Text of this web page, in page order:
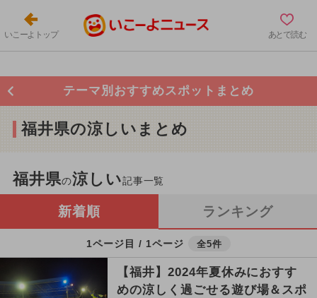
いこーよトップ あとで読む
テーマ別おすすめスポットまとめ
福井県の涼しいまとめ
福井県の涼しい記事一覧
新着順 ランキング
1ページ目 / 1ページ 全5件
【福井】2024年夏休みにおすす
めの涼しく過ごせる遊び場＆スポ